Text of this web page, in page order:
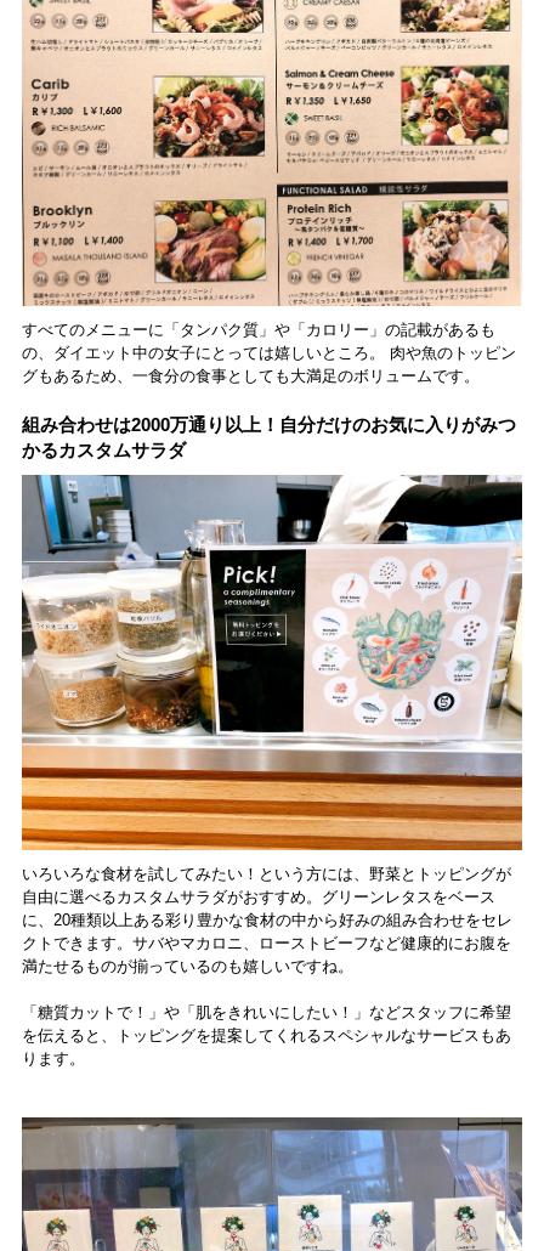
すべてのメニューに「タンパク質」や「カロリー」の記載があるも
の、ダイエット中の女子にとっては嬉しいところ。 肉や魚のトッピン
グもあるため、一食分の食事としても大満足のボリュームです。
組み合わせは2000万通り以上！自分だけのお気に入りがみつ
かるカスタムサラダ
いろいろな食材を試してみたい！という方には、野菜とトッピングが
自由に選べるカスタムサラダがおすすめ。グリーンレタスをベース
に、20種類以上ある彩り豊かな食材の中から好みの組み合わせをセレ
クトできます。サバやマカロニ、ローストビーフなど健康的にお腹を
満たせるものが揃っているのも嬉しいですね。
「糖質カットで！」や「肌をきれいにしたい！」などスタッフに希望
を伝えると、トッピングを提案してくれるスペシャルなサービスもあ
ります。